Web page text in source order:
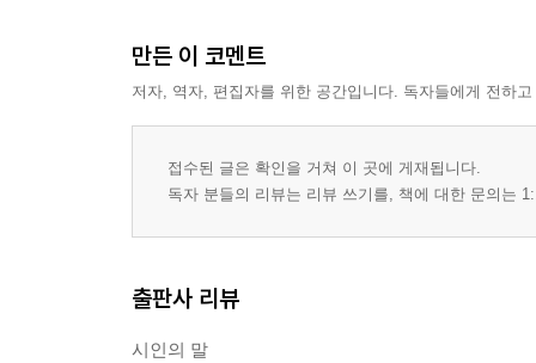
물컵을 보며 재떨이
수족관
언덕의 동화
너는 쉽게 속는다
데리러 온다는 말
4부 돌아가는 길에, 돌아가도 좋으냐고
집인가 아닌가
만든 이 코멘트
저자, 역자, 편집자를 위한 공간입니다. 독자들에게 전하
접수된 글은 확인을 거쳐 이 곳에 게재됩니다.
독자 분들의 리뷰는 리뷰 쓰기를, 책에 대한 문의는
출판사 리뷰
시인의 말